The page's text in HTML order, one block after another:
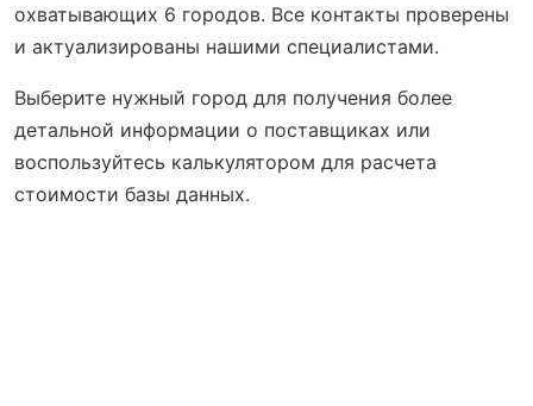
охватывающих 6 городов. Все контакты проверены
и актуализированы нашими специалистами.
Выберите нужный город для получения более
детальной информации о поставщиках или
воспользуйтесь калькулятором для расчета
стоимости базы данных.